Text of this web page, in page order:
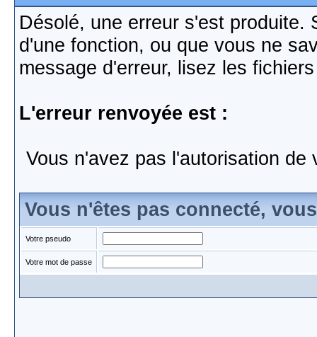
Désolé, une erreur s'est produite.
d'une fonction, ou que vous ne
message d'erreur, lisez les
L'erreur renvoyée est :
Vous n'avez pas l'autorisation de
Vous n'êtes pas connecté,
Votre pseudo
Votre mot de passe